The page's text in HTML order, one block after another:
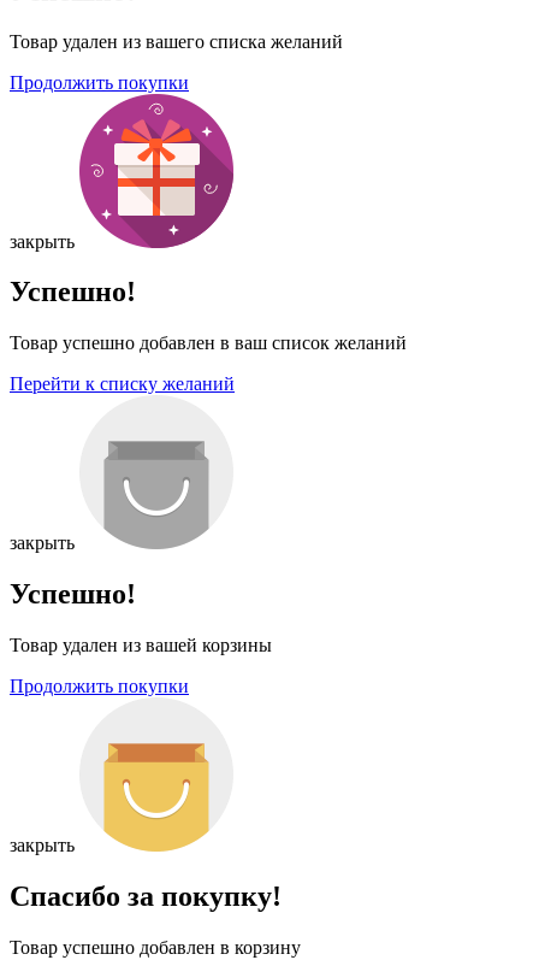
Товар удален из вашего списка желаний
Продолжить покупки
закрыть
Успешно!
Товар успешно добавлен в ваш список желаний
Перейти к списку желаний
закрыть
Успешно!
Товар удален из вашей корзины
Продолжить покупки
закрыть
Спасибо за покупку!
Товар успешно добавлен в корзину